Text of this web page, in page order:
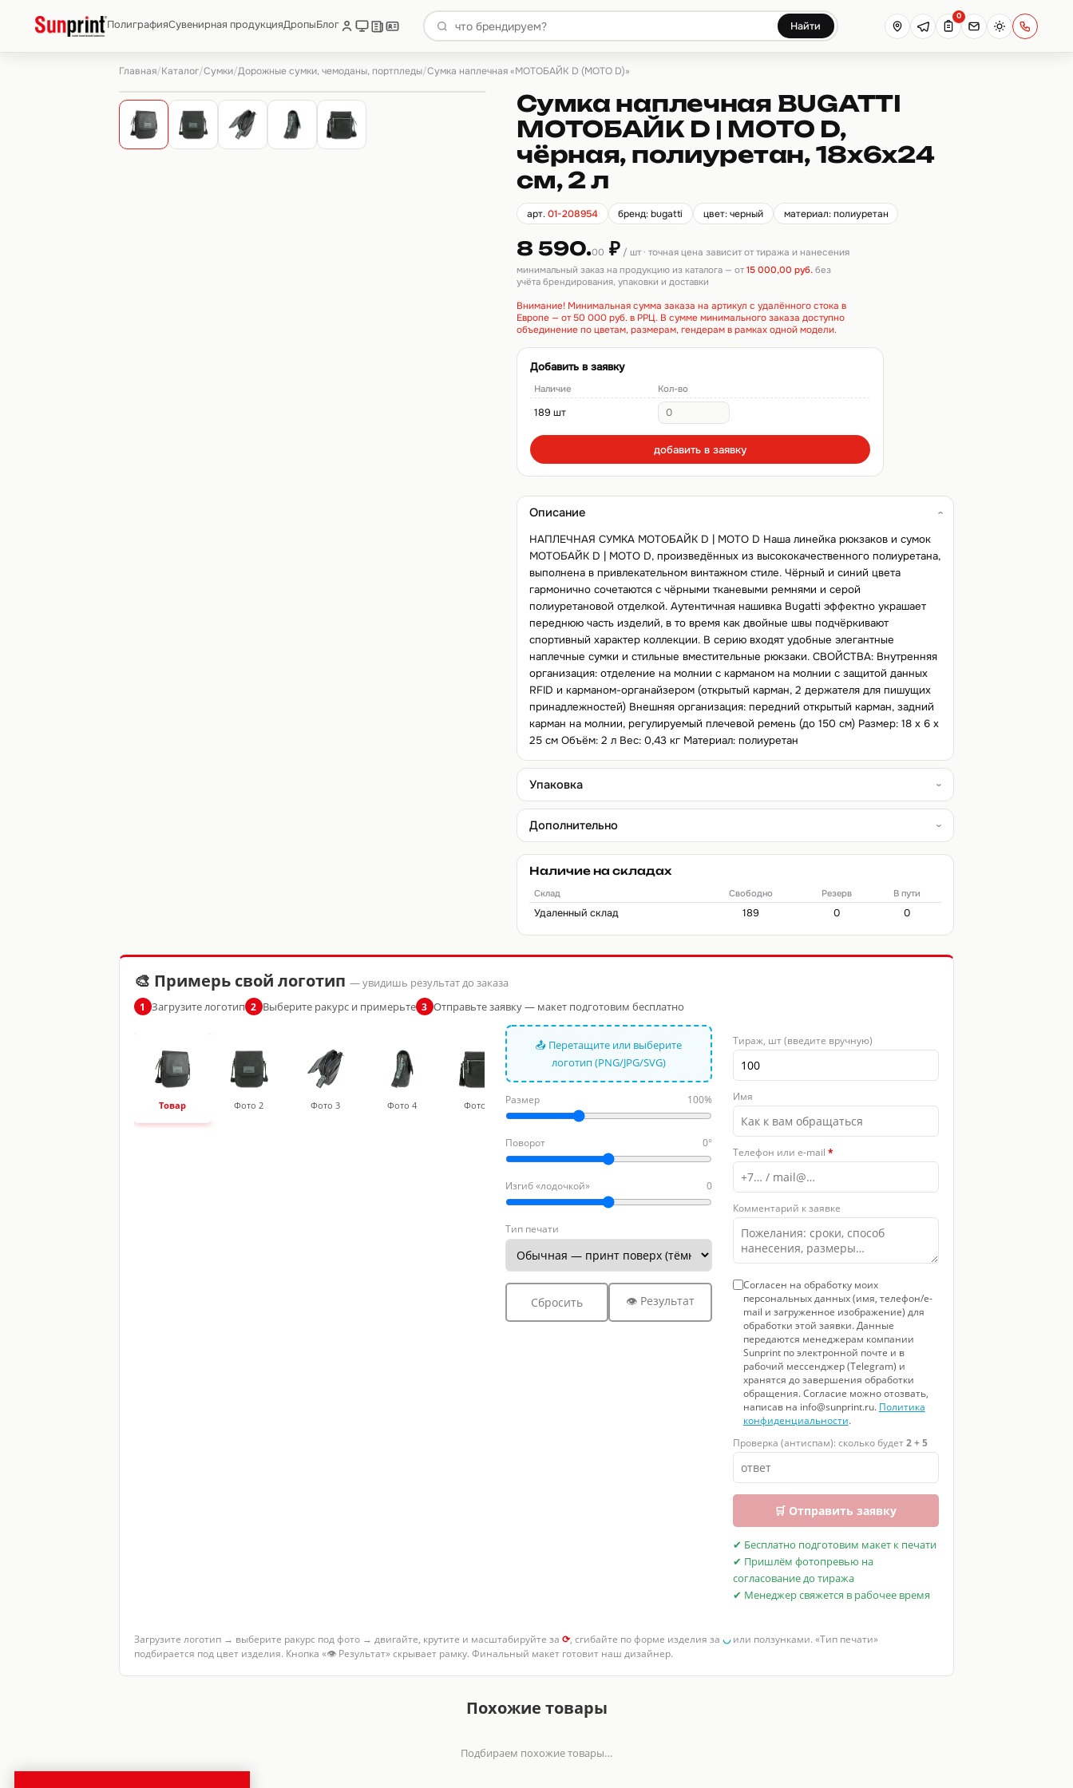
ПолиграфияСувенирная продукцияДропыБлог Найти
0
Главная/Каталог/Сумки/Дорожные сумки, чемоданы, портпледы/Сумка наплечная «МОТОБАЙК D (MOTO D)»
Сумка наплечная BUGATTI
МОТОБАЙК D | MOTO D,
чёрная, полиуретан, 18х6х24
см, 2 л
арт.01-208954 бренд: bugatti цвет: черный материал: полиуретан
8 590.00 ₽ / шт · точная цена зависит от тиража и нанесения
минимальный заказ на продукцию из каталога — от15 000,00 руб. без
учёта брендирования, упаковки и доставки
Внимание! Минимальная сумма заказа на артикул с удалённого стока в
Европе — от 50 000 руб. в РРЦ. В сумме минимального заказа доступно
объединение по цветам, размерам, гендерам в рамках одной модели.
Добавить в заявку
Наличие Кол-во
189 шт
добавить в заявку
Описание
НАПЛЕЧНАЯ СУМКА МОТОБАЙК D | MOTO D Наша линейка рюкзаков и сумок
МОТОБАЙК D | MOTO D, произведённых из высококачественного полиуретана,
выполнена в привлекательном винтажном стиле. Чёрный и синий цвета
гармонично сочетаются с чёрными тканевыми ремнями и серой
полиуретановой отделкой. Аутентичная нашивка Bugatti эффектно украшает
переднюю часть изделий, в то время как двойные швы подчёркивают
спортивный характер коллекции. В серию входят удобные элегантные
наплечные сумки и стильные вместительные рюкзаки. СВОЙСТВА: Внутренняя
организация: отделение на молнии с карманом на молнии с защитой данных
RFID и карманом-органайзером (открытый карман, 2 держателя для пишущих
принадлежностей) Внешняя организация: передний открытый карман, задний
карман на молнии, регулируемый плечевой ремень (до 150 см) Размер: 18 x 6 x
25 см Объём: 2 л Вес: 0,43 кг Материал: полиуретан
Упаковка
Дополнительно
Наличие на складах
Склад Свободно Резерв В пути
Удаленный склад 189 0 0
🎨 Примерь свой логотип — увидишь результат до заказа
1 Загрузите логотип 2 Выберите ракурс и примерьте 3 Отправьте заявку — макет подготовим бесплатно
Товар Фото 2 Фото 3 Фото 4 Фото 5
📤 Перетащите или выберите
логотип (PNG/JPG/SVG)
Размер 100%
Поворот 0°
Изгиб «лодочкой» 0
Тип печати
Сбросить 👁 Результат
Тираж, шт (введите вручную)
Имя
Телефон или e-mail *
Комментарий к заявке
Согласен на обработку моих
персональных данных (имя, телефон/e-
mail и загруженное изображение) для
обработки этой заявки. Данные
передаются менеджерам компании
Sunprint по электронной почте и в
рабочий мессенджер (Telegram) и
хранятся до завершения обработки
обращения. Согласие можно отозвать,
написав на info@sunprint.ru. Политика
конфиденциальности.
Проверка (антиспам): сколько будет2 + 5
🛒 Отправить заявку
✔ Бесплатно подготовим макет к печати
✔ Пришлём фотопревью на
согласование до тиража
✔ Менеджер свяжется в рабочее время
Загрузите логотип → выберите ракурс под фото → двигайте, крутите и масштабируйте за ⟳, сгибайте по форме изделия за ◡или ползунками. «Тип печати»
подбирается под цвет изделия. Кнопка «👁 Результат» скрывает рамку. Финальный макет готовит наш дизайнер.
Похожие товары
Подбираем похожие товары…